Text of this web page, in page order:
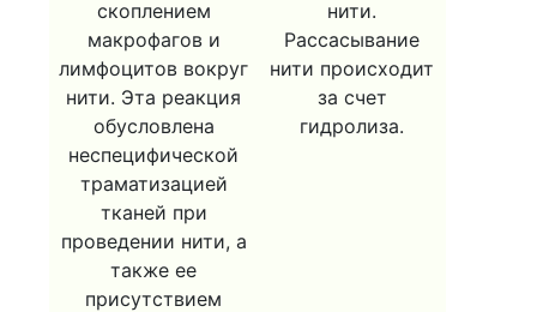
скоплением
макрофагов и
лимфоцитов вокруг
нити. Эта реакция
обусловлена
неспецифической
траматизацией
тканей при
проведении нити, а
также ее
присутствием
нити.
Рассасывание
нити происходит
за счет
гидролиза.